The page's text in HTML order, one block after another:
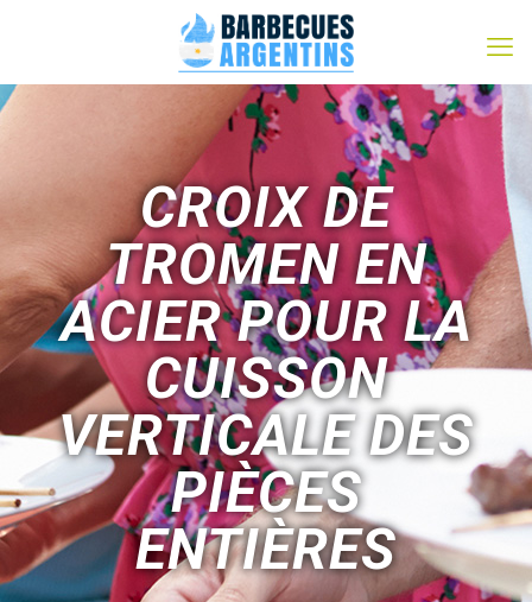
CROIX DE
TROMEN EN
ACIER POUR LA
CUISSON
VERTICALE DES
PIÈCES
ENTIÈRES